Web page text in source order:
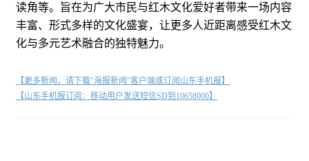
读角等。旨在为广大市民与红木文化爱好者带来一场内容
丰富、形式多样的文化盛宴，让更多人近距离感受红木文
化与多元艺术融合的独特魅力。
【更多新闻，请下载"海报新闻"客户端或订阅山东手机报】
【山东手机报订阅：移动用户发送短信SD到10658000】